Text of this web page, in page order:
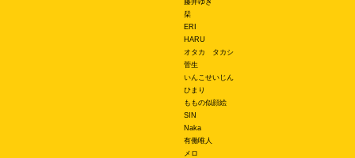
栞
ERI
HARU
オタカ タカシ
菅生
いんこせいじん
ひまり
ももの似顔絵
SIN
Naka
有働唯人
メロ